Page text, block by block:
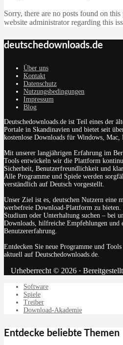
Sorry, there are no posts found on
website administrator regarding this
deutschedownloads.de
Über uns
Kontakt
Datenschutz
Nutzungsbedingungen
Impressum
Blog
Deutschedownloads.de ist Teil eines der
Portale in Skandinavien und bietet seit
kostenlose Downloads für Windows,
Mit unserer langjährigen Erfahrung im
Tools entwickeln wir die Plattform
Sicherheit, Benutzerfreundlichkeit und
Alle Programme und Spiele werden
verständlich auf Deutsch vorgestellt.
Unser Ziel ist es, deutschen Nutzern eine
werbefreie Download-Plattform zu
Studium oder Unterhaltung suchen – bei
Downloads, hilfreiche Empfehlungen und
Benutzererfahrung.
Entdecken Sie neue Programme und
aktuell auf Deutschedownloads.de.
Urheberrecht © 2026 ·
Software
Spiele
Treiber
Download-Akademie
Entdecke beliebte Themen